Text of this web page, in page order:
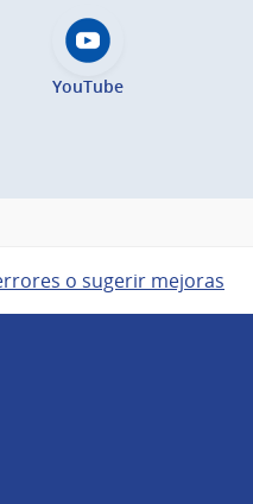
YouTube
o sugerir mejoras